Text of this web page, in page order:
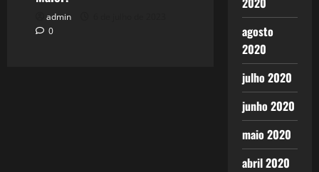
admin
0
agosto
2020
julho 2020
junho 2020
maio 2020
abril 2020